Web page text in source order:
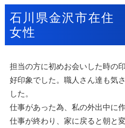
石川県金沢市在
女性
担当の方に初めお会いした時の印
好印象でした。職人さん達も気
した。
仕事があった為、私の外出中に
仕事が終わり、家に戻ると朝と